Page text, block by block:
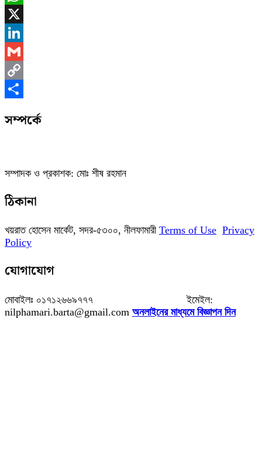
WhatsApp
X
LinkedIn
Gmail
Copy
সম্পর্কে
সম্পাদক ও প্রকাশক: মোঃ শীষ রহমান
ঠিকানা
খয়রাত হোসেন মার্কেট, সদর-৫৩০০, নীলফামারী Terms of Use Privacy
Policy
যোগাযোগ
মোবাইলঃ ০১৭১২৬৬৯৭৭৭ ইমেইল:
nilphamari.barta@gmail.com অনলাইনের মাধ্যমে বিজ্ঞাপন দিন